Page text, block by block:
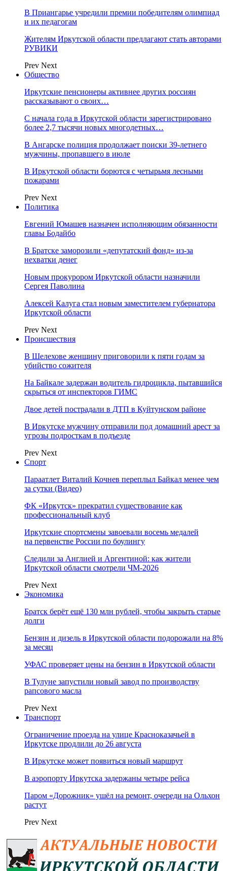
В Приангарье учредили премии победителям олимпиад
и их педагогам
Жителям Иркутской области предлагают стать авторами
РУВИКИ
Prev Next
Общество
Иркутские пенсионеры активнее других россиян
рассказывают о своих…
С начала года в Иркутской области зарегистрировано
более 2,7 тысячи новых многодетных…
В Ангарске полиция продолжает поиски 39-летнего
мужчины, пропавшего в июле
В Иркутской области борются с четырьмя лесными
пожарами
Prev Next
Политика
Евгений Юмашев назначен исполняющим обязанности
главы Бодайбо
В Братске заморозили «депутатский фонд» из‑за
нехватки денег
Новым прокурором Иркутской области назначили
Сергея Паволина
Алексей Калуга стал новым заместителем губернатора
Иркутской области
Prev Next
Происшествия
В Шелехове женщину приговорили к пяти годам за
убийство сожителя
На Байкале задержан водитель гидроцикла, пытавшийся
скрыться от инспекторов ГИМС
Двое детей пострадали в ДТП в Куйтунском районе
В Иркутске мужчину отправили под домашний арест за
угрозы подросткам в подъезде
Prev Next
Спорт
Параатлет Виталий Кочнев переплыл Байкал менее чем
за сутки (Видео)
ФК «Иркутск» прекратил существование как
профессиональный клуб
Иркутские спортсмены завоевали восемь медалей
на первенстве России по боулингу
Следили за Англией и Аргентиной: как жители
Иркутской области смотрели ЧМ-2026
Prev Next
Экономика
Братск берёт ещё 130 млн рублей, чтобы закрыть старые
долги
Бензин и дизель в Иркутской области подорожали на 8%
за месяц
УФАС проверяет цены на бензин в Иркутской области
В Тулуне запустили новый завод по производству
рапсового масла
Prev Next
Транспорт
Ограничение проезда на улице Красноказачьей в
Иркутске продлили до 26 августа
В Иркутске может появиться новый маршрут
В аэропорту Иркутска задержаны четыре рейса
Паром «Дорожник» ушёл на ремонт, очереди на Ольхон
растут
Prev Next